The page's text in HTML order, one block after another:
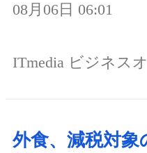
08月06日 06:01
ITmedia ビジネス
外食、減税対象